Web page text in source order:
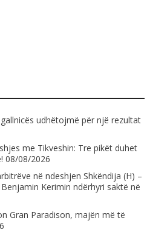
udhëtojmë për një rezultat
me Tikveshin: Tre pikët duhet
08/08/2026
në ndeshjen Shkëndija (H) –
Kerimin ndërhyri saktë në
Gran Paradison, majën më të